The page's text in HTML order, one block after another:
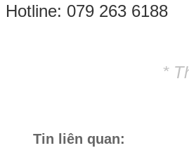
Hotline: 079 263 6188
*
Tin liên quan: